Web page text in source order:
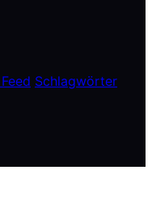
Schlagwörter